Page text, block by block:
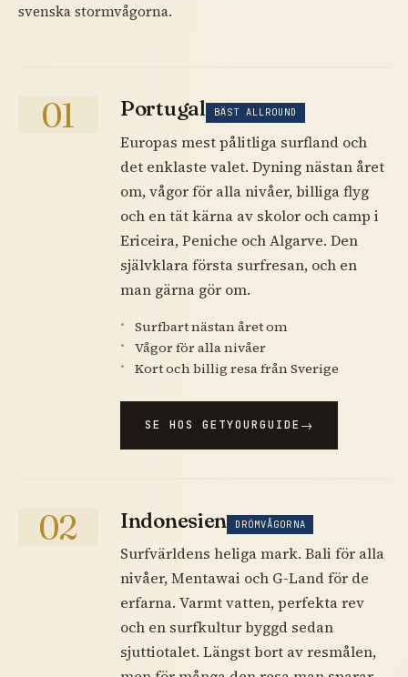
svenska stormvågorna.
01 Portugal BÄST ALLROUND
Europas mest pålitliga surfland och
det enklaste valet. Dyning nästan året
om, vågor för alla nivåer, billiga flyg
och en tät kärna av skolor och camp i
Ericeira, Peniche och Algarve. Den
självklara första surfresan, och en
man gärna gör om.
Surfbart nästan året om
Vågor för alla nivåer
Kort och billig resa från Sverige
SE HOS GETYOURGUIDE
02 Indonesien DRÖMVÅGORNA
Surfvärldens heliga mark. Bali för alla
nivåer, Mentawai och G-Land för de
erfarna. Varmt vatten, perfekta rev
och en surfkultur byggd sedan
sjuttiotalet. Längst bort av resmålen,